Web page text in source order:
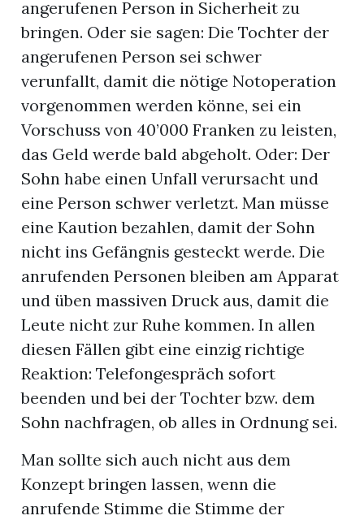
angerufenen Person in Sicherheit zu
bringen. Oder sie sagen: Die Tochter der
angerufenen Person sei schwer
verunfallt, damit die nötige Notoperation
vorgenommen werden könne, sei ein
Vorschuss von 40’000 Franken zu leisten,
das Geld werde bald abgeholt. Oder: Der
Sohn habe einen Unfall verursacht und
eine Person schwer verletzt. Man müsse
eine Kaution bezahlen, damit der Sohn
nicht ins Gefängnis gesteckt werde. Die
anrufenden Personen bleiben am Apparat
und üben massiven Druck aus, damit die
Leute nicht zur Ruhe kommen. In allen
diesen Fällen gibt eine einzig richtige
Reaktion: Telefongespräch sofort
beenden und bei der Tochter bzw. dem
Sohn nachfragen, ob alles in Ordnung sei.
Man sollte sich auch nicht aus dem
Konzept bringen lassen, wenn die
anrufende Stimme die Stimme der